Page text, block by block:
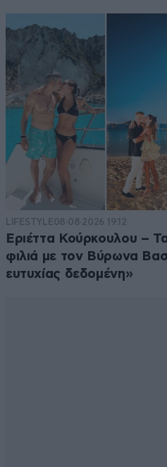
LIFESTYLE08·08·2026 19:12
Εριέττα Κούρκουλου –
φιλιά με τον Βύρωνα
ευτυχίας δεδομένη»